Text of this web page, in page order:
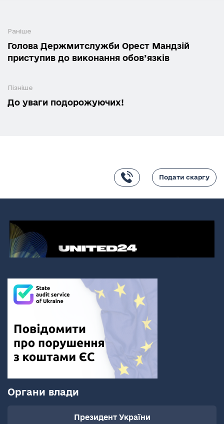
Раніше
Голова Держмитслужби Орест Мандзій
приступив до виконання обов’язків
Пізніше
До уваги подорожуючих!
Подати скаргу
Органи влади
Президент України